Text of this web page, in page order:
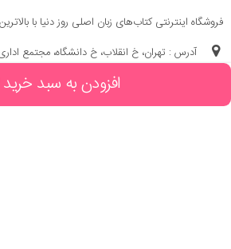
افزودن به سبد خرید
فروشگاه اینترنتی کتاب‌های زبان اصلی روز دنیا با
آدرس : تهران، خ انقلاب، خ دانشگاه، مجتمع اداری
تماس حاصل فرمایید)